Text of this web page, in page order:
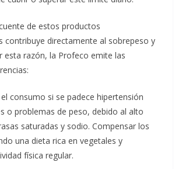
de estos productos
contribuye directamente al sobrepeso y
esta razón, la Profeco emite las
consumo si se padece hipertensión
o problemas de peso, debido al alto
saturadas y sodio. Compensar los
una dieta rica en vegetales y
física regular.